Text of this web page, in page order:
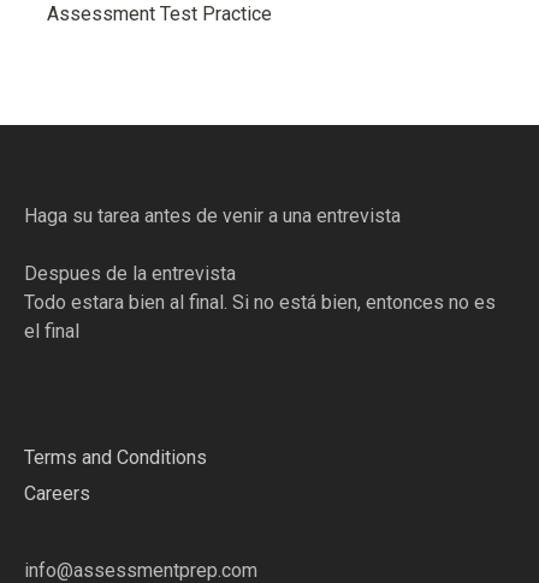
Assessment Test Practice
Haga su tarea antes de venir a una entrevista
Despues de la entrevista
Todo estara bien al final. Si no está bien, entonces no es
el final
Terms and Conditions
Careers
info@assessmentprep.com